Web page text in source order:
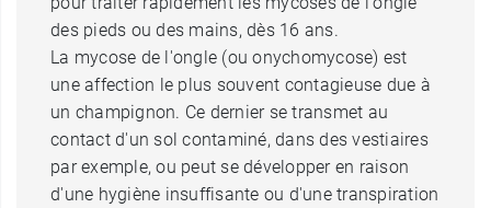
des pieds ou des mains, dès 16 ans.
La mycose de l'ongle (ou onychomycose) est
une affection le plus souvent contagieuse due à
un champignon. Ce dernier se transmet au
contact d'un sol contaminé, dans des vestiaires
par exemple, ou peut se développer en raison
d'une hygiène insuffisante ou d'une transpiration